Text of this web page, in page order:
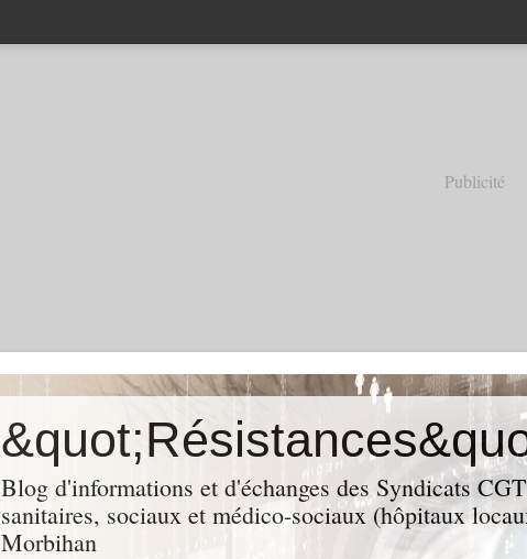
Publicité
Blog d'informations et d'échanges des Syndicats
sanitaires, sociaux et médico-sociaux (hôpitaux
Morbihan